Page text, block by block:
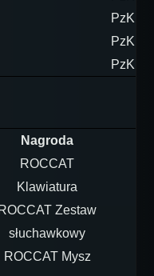
Nagroda
ROCCAT
Klawiatura
ROCCAT Zestaw
słuchawkowy
ROCCAT Mysz